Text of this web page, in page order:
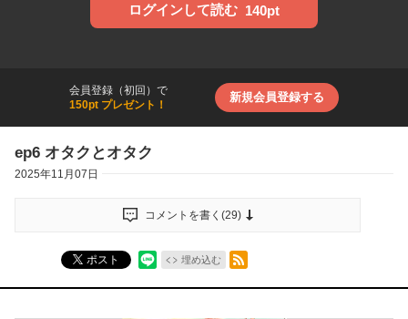
ログインして読む 140pt
会員登録（初回）で
150pt プレゼント！
新規会員登録する
ep6 オタクとオタク
2025年11月07日
コメントを書く(29)
ポスト 埋め込む
RSSフィード